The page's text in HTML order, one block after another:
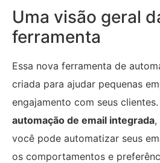
Uma visão geral
ferramenta
Essa nova ferramenta de
criada para ajudar pequenas
engajamento com seus
automação de email integrada,
você pode automatizar seus
os comportamentos e